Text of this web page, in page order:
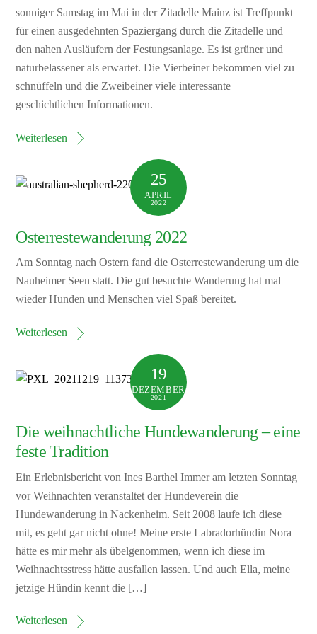
sonniger Samstag im Mai in der Zitadelle Mainz ist Treffpunkt
für einen ausgedehnten Spaziergang durch die Zitadelle und
den nahen Ausläufern der Festungsanlage. Es ist grüner und
naturbelassener als erwartet. Die Vierbeiner bekommen viel zu
schnüffeln und die Zweibeiner viele interessante
geschichtlichen Informationen.
Weiterlesen
25
APRIL
2022
Osterrestewanderung 2022
Am Sonntag nach Ostern fand die Osterrestewanderung um die
Nauheimer Seen statt. Die gut besuchte Wanderung hat mal
wieder Hunden und Menschen viel Spaß bereitet.
Weiterlesen
19
DEZEMBER
2021
Die weihnachtliche Hundewanderung – eine
feste Tradition
Ein Erlebnisbericht von Ines Barthel Immer am letzten Sonntag
vor Weihnachten veranstaltet der Hundeverein die
Hundewanderung in Nackenheim. Seit 2008 laufe ich diese
mit, es geht gar nicht ohne! Meine erste Labradorhündin Nora
hätte es mir mehr als übelgenommen, wenn ich diese im
Weihnachtsstress hätte ausfallen lassen. Und auch Ella, meine
jetzige Hündin kennt die […]
Weiterlesen